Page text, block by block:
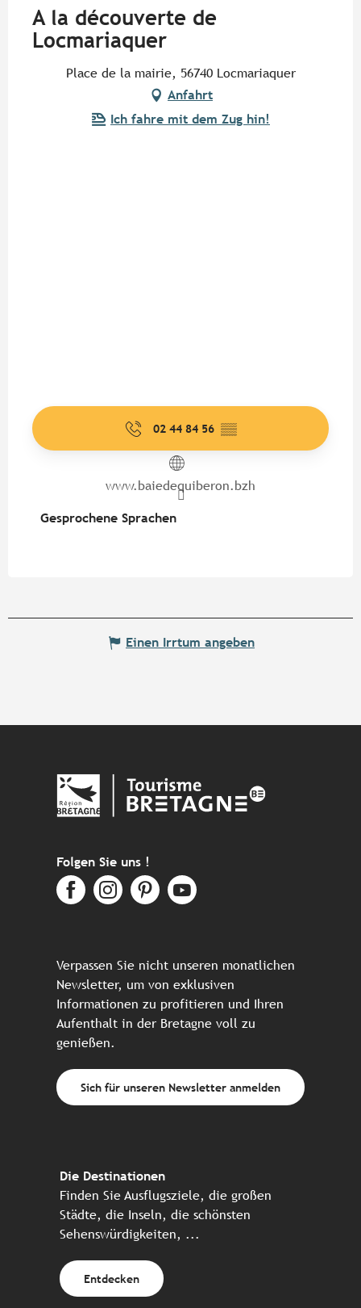
A la découverte de
Locmariaquer
Place de la mairie, 56740 Locmariaquer
Anfahrt
Ich fahre mit dem Zug hin!
02 44 84 56 ▒▒
www.baiedequiberon.bzh
Gesprochene Sprachen
Gesprochene Sprachen
Einen Irrtum angeben
Folgen Sie uns !
Verpassen Sie nicht unseren monatlichen
Newsletter, um von exklusiven
Informationen zu profitieren und Ihren
Aufenthalt in der Bretagne voll zu
genießen.
Sich für unseren Newsletter anmelden
Die Destinationen
Finden Sie Ausflugsziele, die großen
Städte, die Inseln, die schönsten
Sehenswürdigkeiten, ...
Entdecken